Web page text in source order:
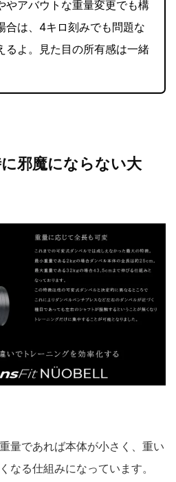
やアバウトな重量変更でも構
合は、4キロ刻みでも問題な
るよ。見た目の所有感は一緒
邪魔にならない大
量であれば本体が小さく、重い
なる仕組みになっています。